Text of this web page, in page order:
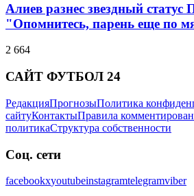
Алиев разнес звездный статус
"Опомнитесь, парень еще по
2 664
САЙТ ФУТБОЛ 24
РедакцияПрогнозыПолитика
сайтуКонтактыПравила
политикаСтруктура собственности
Соц. сети
facebookxyoutubeinstagramtelegramviber